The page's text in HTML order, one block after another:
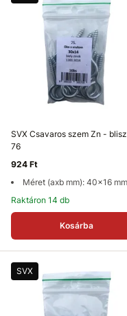
SVX Csavaros szem Zn -
76
924 Ft
Méret (axb mm): 40x16 mm
Raktáron 14 db
Kosárba
SVX